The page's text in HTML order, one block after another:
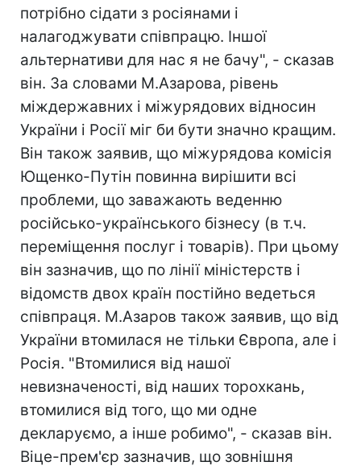
потрібно сідати з росіянами і
налагоджувати співпрацю. Іншої
альтернативи для нас я не бачу", - сказав
він. За словами М.Азарова, рівень
міждержавних і міжурядових відносин
України і Росії міг би бути значно кращим.
Він також заявив, що міжурядова комісія
Ющенко-Путін повинна вирішити всі
проблеми, що заважають веденню
російсько-українського бізнесу (в т.ч.
переміщення послуг і товарів). При цьому
він зазначив, що по лінії міністерств і
відомств двох країн постійно ведеться
співпраця. М.Азаров також заявив, що від
України втомилася не тільки Європа, але і
Росія. "Втомилися від нашої
невизначеності, від наших торохкань,
втомилися від того, що ми одне
декларуємо, а інше робимо", - сказав він.
Віце-прем'єр зазначив, що зовнішня